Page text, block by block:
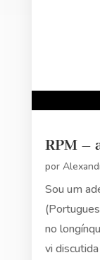
RPM –
por
Sou um
no
vi